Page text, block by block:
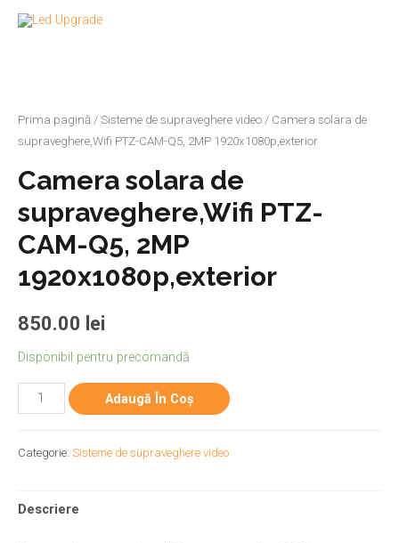
Prima pagină / Sisteme de supraveghere video / Camera solara de
supraveghere,Wifi PTZ-CAM-Q5, 2MP 1920x1080p,exterior
Camera solara de
supraveghere,Wifi PTZ-
CAM-Q5, 2MP
1920x1080p,exterior
850.00 lei
Disponibil pentru precomandă
Adaugă În Coș
Categorie: Sisteme de supraveghere video
Descriere